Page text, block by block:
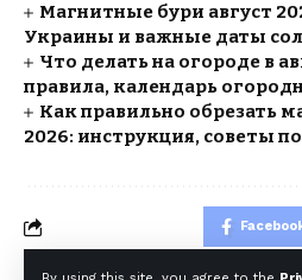
Магнитные бури август
Украины и важные даты
Что делать на огороде в
правила, календарь
Как правильно обрезать
2026: инструкция, советы